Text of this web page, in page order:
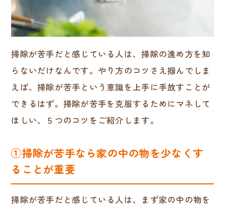
掃除が苦手だと感じている人は、掃除の進め方を知
らないだけなんです。やり方のコツさえ掴んでしま
えば、掃除が苦手という意識を上手に手放すことが
できるはず。掃除が苦手を克服するためにマネして
ほしい、５つのコツをご紹介します。
①掃除が苦手なら家の中の物を少なくす
ることが重要
掃除が苦手だと感じている人は、まず家の中の物を